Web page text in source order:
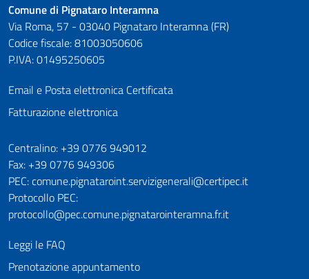
Comune di Pignataro Interamna
Via Roma, 57 - 03040 Pignataro Interamna (FR)
Codice fiscale: 81003050606
P.IVA: 01495250605
Email e Posta elettronica Certificata
Fatturazione elettronica
Numeri utili
Centralino: +39 0776 949012
Fax: +39 0776 949306
PEC: comune.pignataroint.servizigenerali@certipec.it
Protocollo PEC:
protocollo@pec.comune.pignatarointeramna.fr.it
Leggi le FAQ
Prenotazione appuntamento